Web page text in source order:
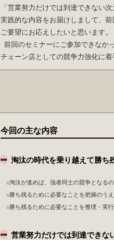
「営業努力だけでは到達できない
実践的な内容をお届けしまして、
ご要望にお応えしたいと思います。
前回のセミナーにご参加できなか
チェーン店としての競争力強化に
今回
淘汰の時代を乗り
n淘汰が進めば、強者同士の競争となる
n勝ち残るために必要なことを把握のう
n勝ち残るために必要なことを整理
営業努力だけでは到達でき